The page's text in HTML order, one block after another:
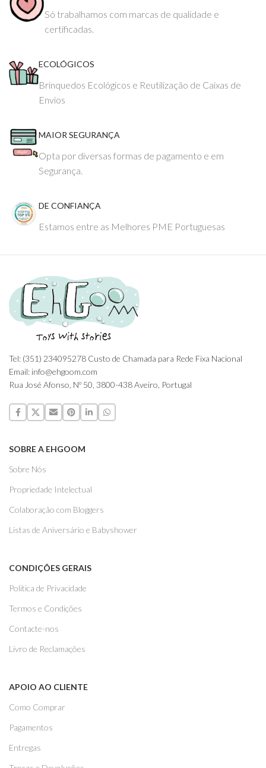
Só trabalhamos com marcas de qualidade e
certificadas.
ECOLÓGICOS
Brinquedos Ecológicos e Reutilização de Caixas de
Envios
MAIOR SEGURANÇA
Opta por diversas formas de pagamento e em
Segurança.
DE CONFIANÇA
Estamos entre as Melhores PME Portuguesas
Tel: (351) 234095278 Custo de Chamada para Rede Fixa Nacional
Email: info@ehgoom.com
Rua José Afonso, Nº 50, 3800-438 Aveiro, Portugal
SOBRE A EHGOOM
Sobre Nós
Propriedade Intelectual
Colaboração com Bloggers
Listas de Aniversário e Babyshower
CONDIÇÕES GERAIS
Politica de Privacidade
Termos e Condições
Contacte-nos
Livro de Reclamações
APOIO AO CLIENTE
Como Comprar
Pagamentos
Entregas